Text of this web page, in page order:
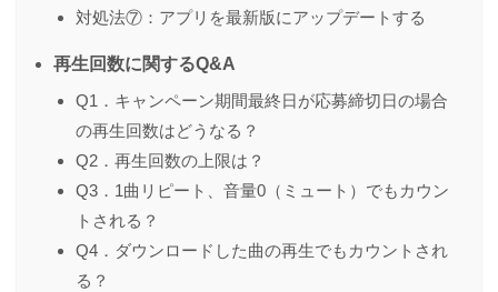
対処法⑦：アプリを最新版にアップデートする
再生回数に関するQ&A
Q1．キャンペーン期間最終日が応募締切日の場合
の再生回数はどうなる？
Q2．再生回数の上限は？
Q3．1曲リピート、音量0（ミュート）でもカウン
トされる？
Q4．ダウンロードした曲の再生でもカウントされ
る？